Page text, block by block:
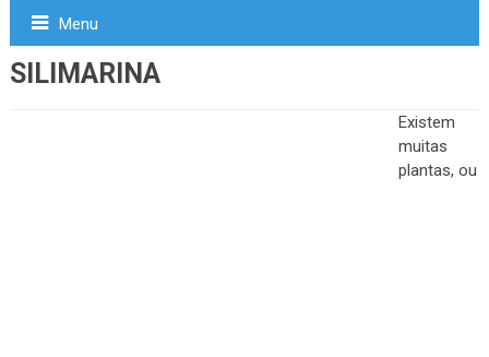
Menu
SILIMARINA
Existem
muitas
plantas, ou